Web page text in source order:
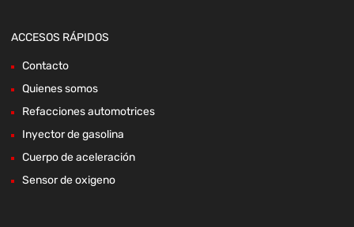
ACCESOS RÁPIDOS
Contacto
Quienes somos
Refacciones automotrices
Inyector de gasolina
Cuerpo de aceleración
Sensor de oxigeno